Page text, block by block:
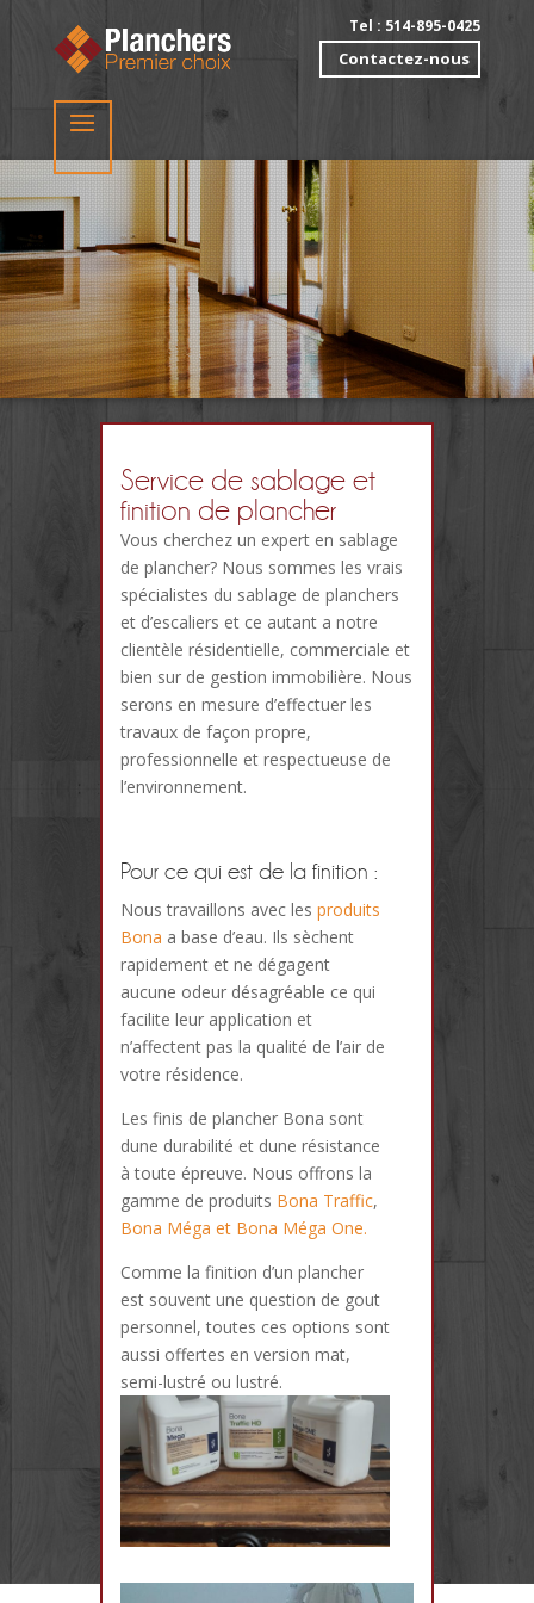
Tel : 514-895-0425
Contactez-nous
Service de sablage et
finition de plancher
Vous cherchez un expert en sablage
de plancher? Nous sommes les vrais
spécialistes du sablage de planchers
et d’escaliers et ce autant a notre
clientèle résidentielle, commerciale et
bien sur de gestion immobilière. Nous
serons en mesure d’effectuer les
travaux de façon propre,
professionnelle et respectueuse de
l’environnement.
Pour ce qui est de la finition :
Nous travaillons avec les produits
Bona a base d’eau. Ils sèchent
rapidement et ne dégagent
aucune odeur désagréable ce qui
facilite leur application et
n’affectent pas la qualité de l’air de
votre résidence.
Les finis de plancher Bona sont
dune durabilité et dune résistance
à toute épreuve. Nous offrons la
gamme de produits Bona Traffic,
Bona Méga et Bona Méga One.
Comme la finition d’un plancher
est souvent une question de gout
personnel, toutes ces options sont
aussi offertes en version mat,
semi-lustré ou lustré.